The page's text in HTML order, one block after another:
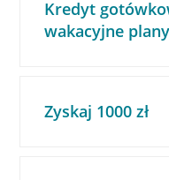
Kredyt
wakacyjne plany
Zyskaj 1000 zł